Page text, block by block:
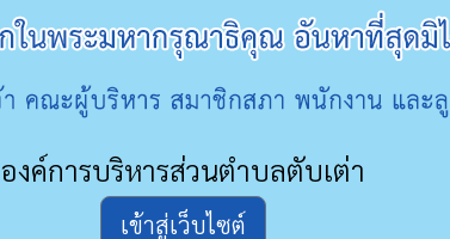
องค์การบริหารส่วนตำบลตับเต่า
เข้าสู่เว็บไซต์